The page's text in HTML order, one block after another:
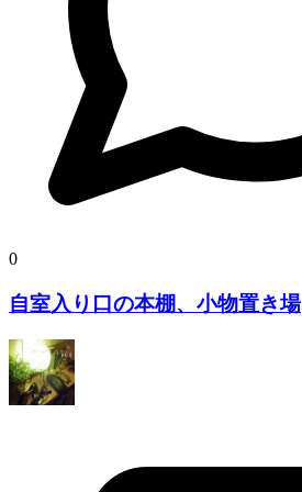
0
自室入り口の本棚、小物置き場